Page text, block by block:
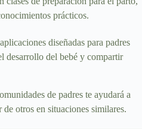
prácticos.
diseñadas para padres
desarrollo del bebé y compartir
de padres te ayudará a
otros en situaciones similares.